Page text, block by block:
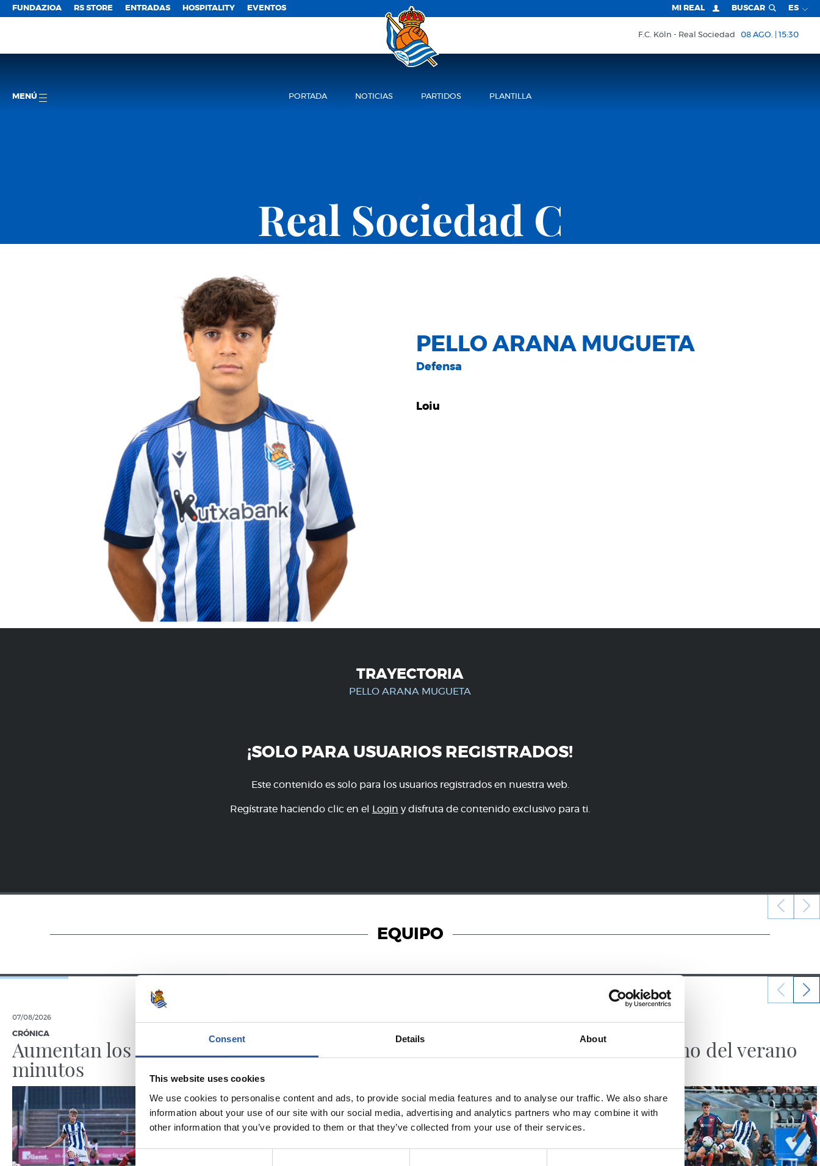
Consent Details About
This website uses cookies
We use cookies to personalise content and ads, to provide social media features and to analyse our traffic. We also share
information about your use of our site with our social media, advertising and analytics partners who may combine it with
other information that you’ve provided to them or that they’ve collected from your use of their services.
Consent
FUNDAZIOA RS STORE ENTRADAS HOSPITALITY EVENTOS MI REAL BUSCAR ES
F.C. Köln Real Sociedad 08 AGO. | 15:30
MENÚ PORTADA NOTICIAS PARTIDOS PLANTILLA
Real Sociedad C
PELLO ARANA MUGUETA
Defensa
Loiu
TRAYECTORIA
PELLO ARANA MUGUETA
¡SOLO PARA USUARIOS REGISTRADOS!
Este contenido es solo para los usuarios registrados en nuestra web.
Regístrate haciendo clic en el Login y disfruta de contenido exclusivo para ti.
EQUIPO
07/08/2026
CRÓNICA
Aumentan los
minutos
Doble enfrentamiento
en Colonia
PREVIA
Un partido de El último del verano